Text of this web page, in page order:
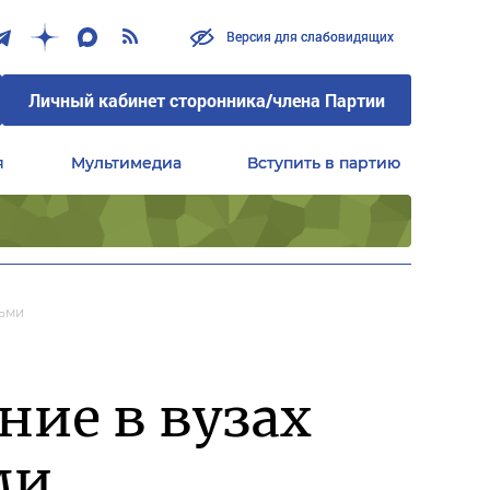
Версия для слабовидящих
Личный кабинет сторонника/члена Партии
Мультимедиа Вступить в партию
в вузах
Версия для слабовидящих
Личный кабинет сторонника/члена Партии
Мультимедиа Вступить в партию